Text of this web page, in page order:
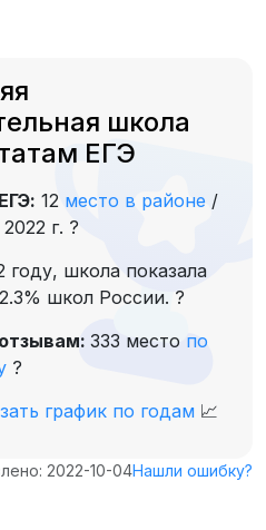
школа
ЕГЭ
12 место в районе /
г. ?
году, школа показала
школ России. ?
333 место по
?
график по годам 📈
2022-10-04Нашли ошибку?